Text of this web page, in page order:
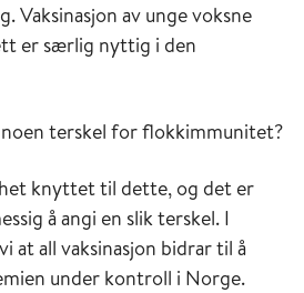
Vaksinasjon av unge voksne
er særlig nyttig i den
noen terskel for flokkimmunitet?
knyttet til dette, og det er
å angi en slik terskel. I
at all vaksinasjon bidrar til å
under kontroll i Norge.